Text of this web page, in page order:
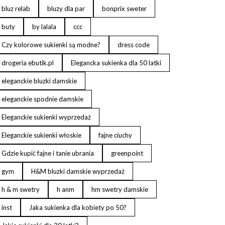
bluz relab bluzy dla par bonprix sweter
buty by lalala ccc
Czy kolorowe sukienki są modne? dress code
drogeria ebutik.pl Elegancka sukienka dla 50 latki
eleganckie bluzki damskie
eleganckie spodnie damskie
Eleganckie sukienki wyprzedaż
Eleganckie sukienki włoskie fajne ciuchy
Gdzie kupić fajne i tanie ubrania greenpoint
gym H&M bluzki damskie wyprzedaż
h & m swetry h anm hm swetry damskie
inst Jaka sukienka dla kobiety po 50?